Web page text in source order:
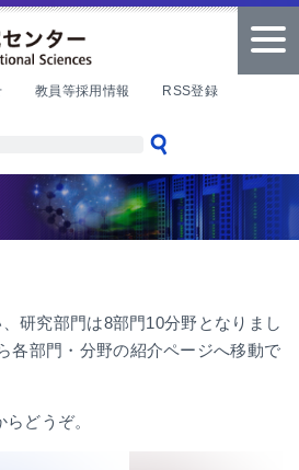
教員等採用情報
RSS登録
研究部門は8部門10分野となりまし
各部門・分野の紹介ページへ移動で
らどうぞ。